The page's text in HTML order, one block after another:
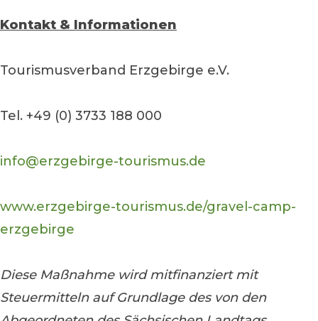
Kontakt & Informationen
Tourismusverband Erzgebirge e.V.
Tel. +49 (0) 3733 188 000
info@erzgebirge-tourismus.de
www.erzgebirge-tourismus.de/gravel-camp-
erzgebirge
Diese Maßnahme wird mitfinanziert mit
Steuermitteln auf Grundlage des von den